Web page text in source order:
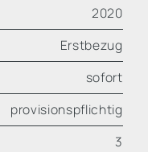
2020
Erstbezug
sofort
provisionspflichtig
3